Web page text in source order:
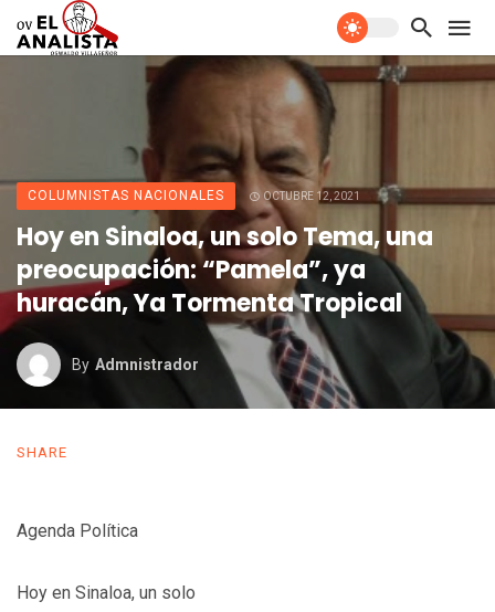
COLUMNISTAS NACIONALES OCTUBRE 12, 2021
Hoy en Sinaloa, un solo Tema, una
preocupación: “Pamela”, ya
huracán, Ya Tormenta Tropical
By Admnistrador
SHARE
Agenda Política
Hoy en Sinaloa, un solo